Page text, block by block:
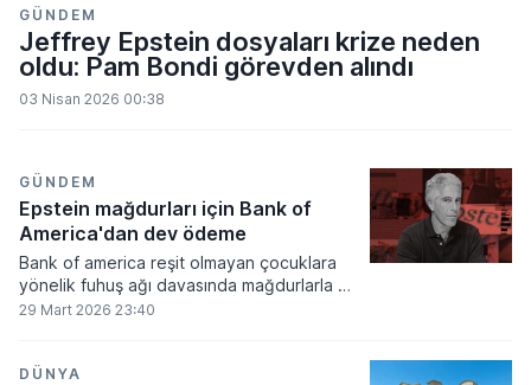
GÜNDEM
Jeffrey Epstein dosyaları krize neden
oldu: Pam Bondi görevden alındı
03 Nisan 2026 00:38
GÜNDEM
Epstein mağdurları için Bank of
America'dan dev ödeme
Bank of america reşit olmayan çocuklara
yönelik fuhuş ağı davasında mağdurlarla 72
milyon 500 bin dolar ödeme karşılığında
herhangi bir yasal sorumluluğu kabul
29 Mart 2026 23:40
DÜNYA